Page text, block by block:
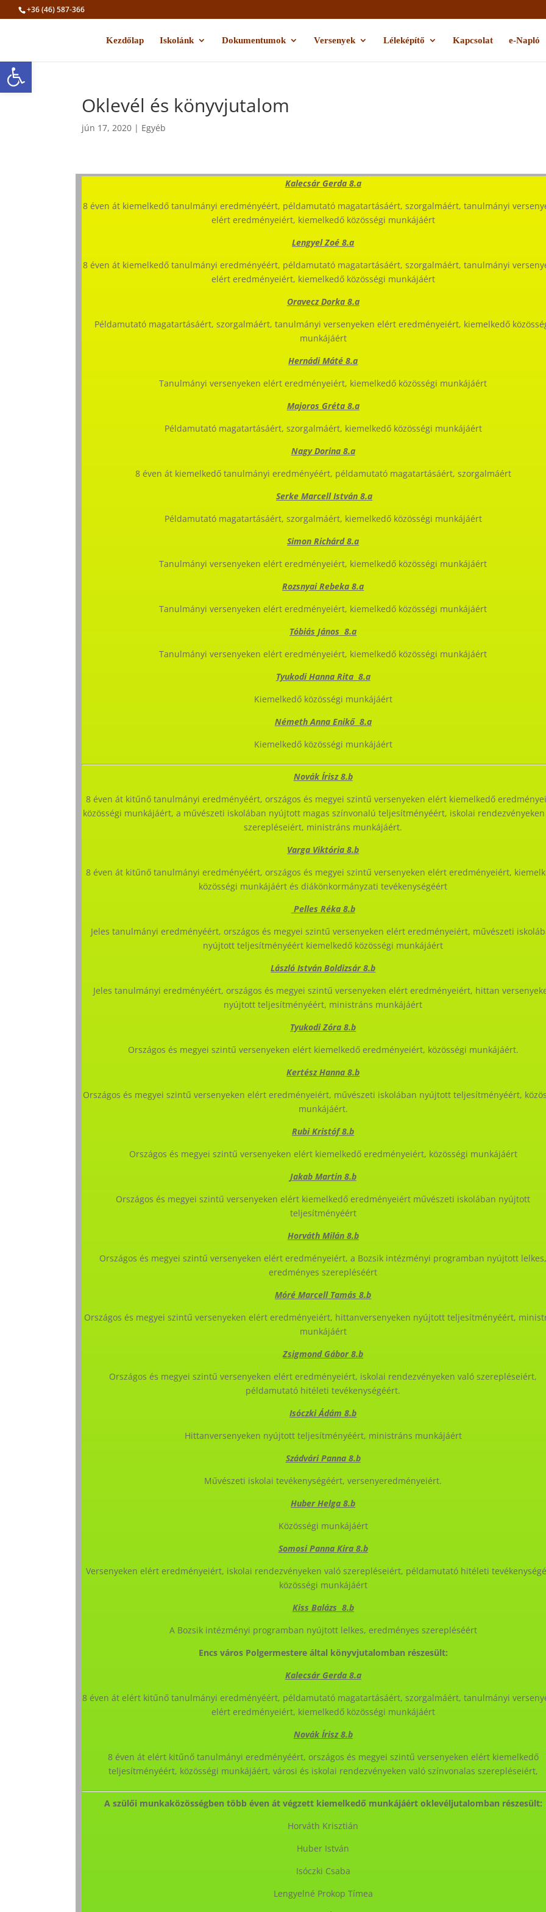
Eszköztár megnyitása
+36 (46) 587-366
Kezdőlap Iskolánk Dokumentumok Versenyek Léleképítő Kapcsolat e-Napló
Oklevél és könyvjutalom
jún 17, 2020 | Egyéb
Kalecsár Gerda 8.a
8 éven át kiemelkedő tanulmányi eredményéért, példamutató magatartásáért, szorgalmáért, tanulmányi
elért eredményeiért, kiemelkedő közösségi munkájáért
Lengyel Zoé 8.a
8 éven át kiemelkedő tanulmányi eredményéért, példamutató magatartásáért, szorgalmáért, tanulmányi
elért eredményeiért, kiemelkedő közösségi munkájáért
Oravecz Dorka 8.a
Példamutató magatartásáért, szorgalmáért, tanulmányi versenyeken elért eredményeiért, kiemelkedő
munkájáért
Hernádi Máté 8.a
Tanulmányi versenyeken elért eredményeiért, kiemelkedő közösségi munkájáért
Majoros Gréta 8.a
Példamutató magatartásáért, szorgalmáért, kiemelkedő közösségi munkájáért
Nagy Dorina 8.a
8 éven át kiemelkedő tanulmányi eredményéért, példamutató magatartásáért, szorgalmáért
Serke Marcell István 8.a
Példamutató magatartásáért, szorgalmáért, kiemelkedő közösségi munkájáért
Simon Richárd 8.a
Tanulmányi versenyeken elért eredményeiért, kiemelkedő közösségi munkájáért
Rozsnyai Rebeka 8.a
Tanulmányi versenyeken elért eredményeiért, kiemelkedő közösségi munkájáért
Tóbiás János 8.a
Tanulmányi versenyeken elért eredményeiért, kiemelkedő közösségi munkájáért
Tyukodi Hanna Rita 8.a
Kiemelkedő közösségi munkájáért
Németh Anna Enikő 8.a
Kiemelkedő közösségi munkájáért
Novák Írisz 8.b
8 éven át kitűnő tanulmányi eredményéért, országos és megyei szintű versenyeken elért kiemelkedő
közösségi munkájáért, a művészeti iskolában nyújtott magas színvonalú teljesítményéért, iskolai
szerepléseiért, ministráns munkájáért.
Varga Viktória 8.b
8 éven át kitűnő tanulmányi eredményéért, országos és megyei szintű versenyeken elért eredményeiért,
közösségi munkájáért és diákönkormányzati tevékenységéért
Pelles Réka 8.b
Jeles tanulmányi eredményéért, országos és megyei szintű versenyeken elért eredményeiért, művészeti
nyújtott teljesítményéért kiemelkedő közösségi munkájáért
László István Boldizsár 8.b
Jeles tanulmányi eredményéért, országos és megyei szintű versenyeken elért eredményeiért, hittan
nyújtott teljesítményéért, ministráns munkájáért
Tyukodi Zóra 8.b
Országos és megyei szintű versenyeken elért kiemelkedő eredményeiért, közösségi munkájáért.
Kertész Hanna 8.b
Országos és megyei szintű versenyeken elért eredményeiért, művészeti iskolában nyújtott teljesítményéért,
munkájáért.
Rubi Kristóf 8.b
Országos és megyei szintű versenyeken elért kiemelkedő eredményeiért, közösségi munkájáért
Jakab Martin 8.b
Országos és megyei szintű versenyeken elért kiemelkedő eredményeiért művészeti iskolában nyújtott
teljesítményéért
Horváth Milán 8.b
Országos és megyei szintű versenyeken elért eredményeiért, a Bozsik intézményi programban nyújtott
eredményes szerepléséért
Móré Marcell Tamás 8.b
Országos és megyei szintű versenyeken elért eredményeiért, hittanversenyeken nyújtott teljesítményéért,
munkájáért
Zsigmond Gábor 8.b
Országos és megyei szintű versenyeken elért eredményeiért, iskolai rendezvényeken való szerepléseiért,
példamutató hitéleti tevékenységéért.
Isóczki Ádám 8.b
Hittanversenyeken nyújtott teljesítményéért, ministráns munkájáért
Szádvári Panna 8.b
Művészeti iskolai tevékenységéért, versenyeredményeiért.
Huber Helga 8.b
Közösségi munkájáért
Somosi Panna Kira 8.b
Versenyeken elért eredményeiért, iskolai rendezvényeken való szerepléseiért, példamutató hitéleti
közösségi munkájáért
Kiss Balázs 8.b
A Bozsik intézményi programban nyújtott lelkes, eredményes szerepléséért
Encs város Polgermestere által könyvjutalomban részesült:
Kalecsár Gerda 8.a
8 éven át elért kitűnő tanulmányi eredményéért, példamutató magatartásáért, szorgalmáért, tanulmányi
elért eredményeiért, kiemelkedő közösségi munkájáért
Novák Írisz 8.b
8 éven át elért kitűnő tanulmányi eredményéért, országos és megyei szintű versenyeken elért kiemelkedő
teljesítményéért, közösségi munkájáért, városi és iskolai rendezvényeken való színvonalas szerepléseiért,
A szülői munkaközösségben több éven át végzett kiemelkedő munkájáért oklevéljutalomban részesült:
Horváth Krisztián
Huber István
Isóczki Csaba
Lengyelné Prokop Tímea